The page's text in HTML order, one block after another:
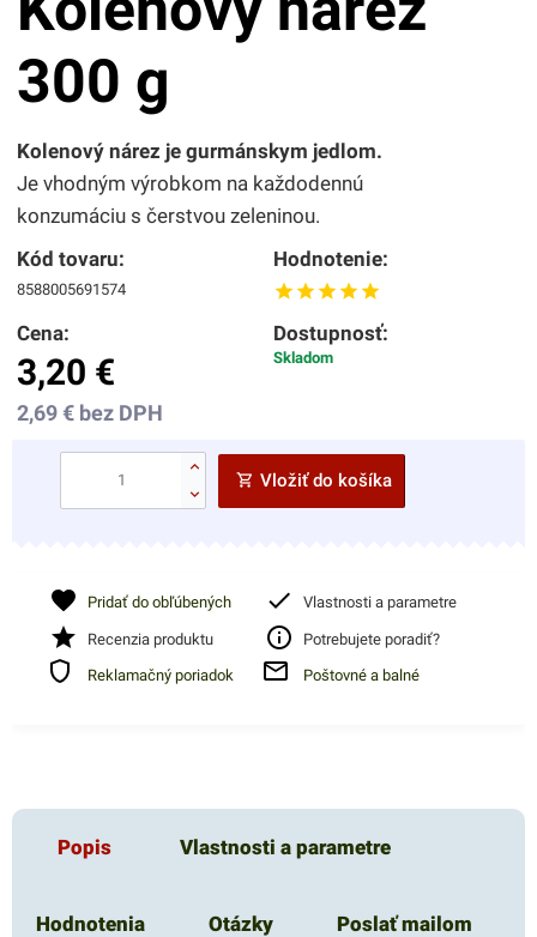
300 g
Kolenový nárez je gurmánskym jedlom.
Je vhodným výrobkom na každodennú
konzumáciu s čerstvou zeleninou.
Kód tovaru:
8588005691574
Hodnotenie:
Cena:
3,20 €
2,69€ bez DPH
Dostupnosť:
Skladom
Vložiť do košíka
Pridať do obľúbených Vlastnosti a parametre
Recenzia produktu
Potrebujete poradiť?
Reklamačný poriadok
Poštovné a balné
Popis Vlastnosti a parametre
Hodnotenia Otázky Poslať mailom